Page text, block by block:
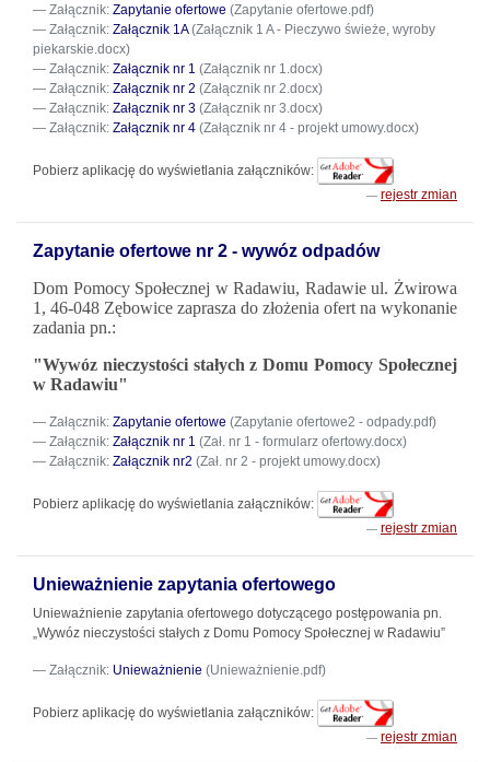
Załącznik: Zapytanie ofertowe (Zapytanie ofertowe.pdf)
Załącznik: Załącznik 1A(Załącznik 1 A - Pieczywo świeże, wyroby
piekarskie.docx)
Załącznik: Załącznik nr 1 (Załącznik nr 1.docx)
Załącznik: Załącznik nr 2 (Załącznik nr 2.docx)
Załącznik: Załącznik nr 3 (Załącznik nr 3.docx)
Załącznik: Załącznik nr 4 (Załącznik nr 4 - projekt umowy.docx)
Pobierz aplikację do wyświetlania załączników:
rejestr zmian
Zapytanie ofertowe nr 2 - wywóz odpadów
Dom Pomocy Społecznej w Radawiu, Radawie ul. Żwirowa
1, 46-048 Zębowice zaprasza do złożenia ofert na wykonanie
zadania pn.:
"Wywóz nieczystości stałych z Domu Pomocy Społecznej
w Radawiu"
Załącznik: Zapytanie ofertowe (Zapytanie ofertowe2 - odpady.pdf)
Załącznik: Załącznik nr 1 (Zał. nr 1 - formularz ofertowy.docx)
Załącznik: Załącznik nr2 (Zał. nr 2 - projekt umowy.docx)
Pobierz aplikację do wyświetlania załączników:
rejestr zmian
Unieważnienie zapytania ofertowego
Unieważnienie zapytania ofertowego dotyczącego postępowania pn.
„Wywóz nieczystości stałych z Domu Pomocy Społecznej w Radawiu”
Załącznik: Unieważnienie (Unieważnienie.pdf)
Pobierz aplikację do wyświetlania załączników:
rejestr zmian